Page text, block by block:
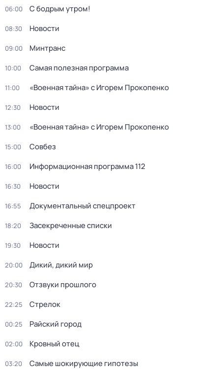
06:00 С бодрым утром!
08:30 Новости
09:00 Минтранс
10:00 Самая полезная программа
11:00 «Военная тайна» с Игорем Прокопенко
12:30 Новости
13:00 «Военная тайна» с Игорем Прокопенко
15:00 Совбез
16:00 Информационная программа 112
16:30 Новости
16:55 Документальный спецпроект
18:20 Зacекрeченные cписки
19:30 Новости
20:00 Дикий, дикий мир
20:30 Oтзвуки прошлoго
22:25 Стрелок
00:25 Райский город
02:00 Кровный отец
03:20 Самые шoкиpующие гипотезы